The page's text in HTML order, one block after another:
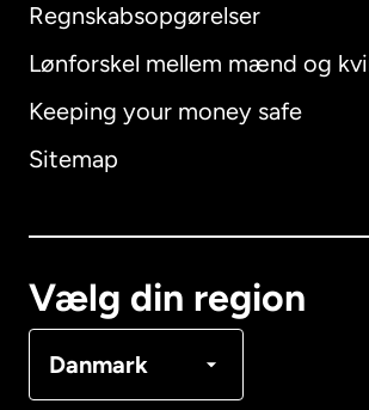
Regnskabsopgørelser
Lønforskel mellem mænd og
Keeping your money safe
Sitemap
Vælg din region
Danmark
Australien